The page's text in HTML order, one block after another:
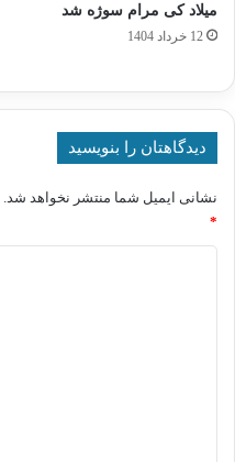
میلاد کی مرام سوژه شد
12 خرداد 1404
دیدگاهتان را بنویسید
نشانی ایمیل شما منتشر نخواهد شد.
*